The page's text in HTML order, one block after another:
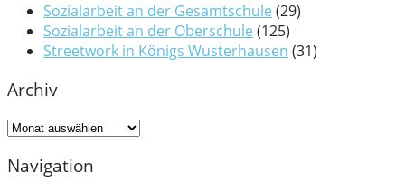
Sozialarbeit an der Gesamtschule (29)
Sozialarbeit an der Oberschule (125)
Streetwork in Königs Wusterhausen (31)
Archiv
Archiv
Navigation